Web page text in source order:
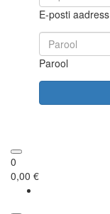
E-posti aadress
Parool
0
0,00 €